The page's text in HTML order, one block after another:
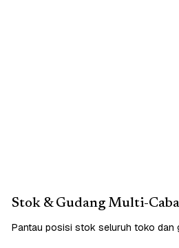
Stok & Gudang Multi-
Pantau posisi stok seluruh toko dan